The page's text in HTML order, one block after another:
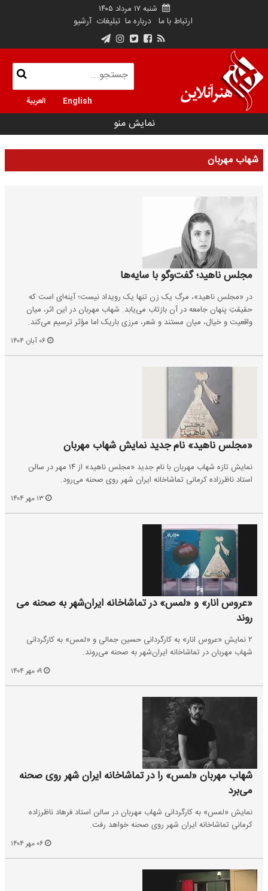
شنبه ۱۷ مرداد ۱۴۰۵
ارتباط با ما درباره ما تبلیغات آرشیو
English العربية
نمایش منو
شهاب مهربان
مجلس ناهید؛ گفت‌وگو با سایه‌ها
در «مجلس ناهید»، مرگ یک زن تنها یک رویداد نیست؛ آینه‌ای است که
حقیقتِ پنهان جامعه در آن بازتاب می‌یابد. شهاب مهربان در این اثر، میان
واقعیت و خیال، میان مستند و شعر، مرزی باریک اما مؤثر ترسیم می‌کند.
«مجلس ناهید» نام جدید نمایش شهاب مهربان
نمایش تازه شهاب مهربان با نام جدید «مجلس ناهید» از ۱۴ مهر در سالن
استاد ناظرزاده کرمانی تماشاخانه ایران شهر روی صحنه می‌رود.
«عروس انار» و «لمس» در تماشاخانه‌ ایران‌شهر به صحنه می
روند
۲ نمایش «عروس انار» به کارگردانی حسین جمالی و «لمس» به کارگردانی
شهاب مهربان در تماشاخانه‌ ایران‌شهر به صحنه می‌روند.
شهاب مهربان «لمس» را در تماشاخانه ایران شهر روی صحنه
می‌برد
نمایش «لمس» به کارگردانی شهاب مهربان در سالن استاد فرهاد ناظرزاده
کرمانی تماشاخانه ایران شهر روی صحنه خواهد رفت.